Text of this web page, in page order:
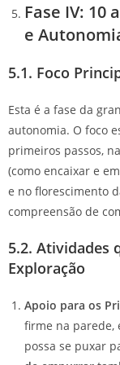
Fase IV: 10
e
5.1. Foco
Esta é a fase da
autonomia. O foco
primeiros passos,
(como encaixar e
e no florescimento
compreensão de
5.2. Atividades
Exploração
Apoio para os
firme na parede,
possa se puxar